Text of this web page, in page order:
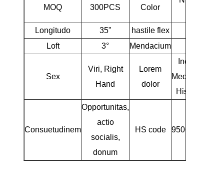
MOQ 300PCS Color
Longitudo
35" hastile flex
Loft
3° Mendacium
Sex
Viri, Right
Hand
Lorem
dolor
Inceptor /
Medium Golf
Histriones
Consuetudinem
Opportunitas,
actio
socialis,
donum
HS code 9506310000